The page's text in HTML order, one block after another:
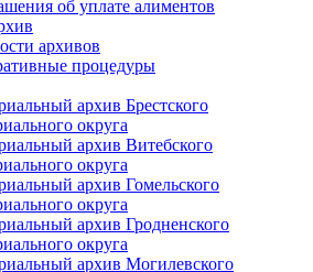
об уплате алиментов
архивов
процедуры
архив Брестского
округа
архив Витебского
округа
архив Гомельского
округа
архив Гродненского
округа
архив Могилевского